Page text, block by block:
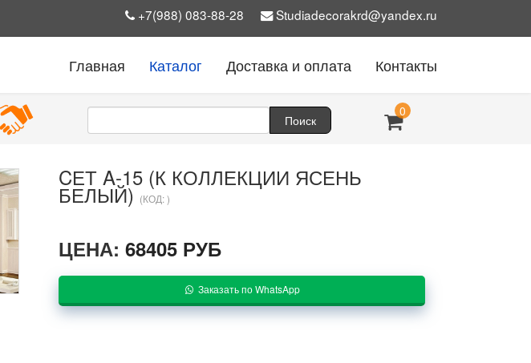
+7(988) 083-88-28 Studiadecorakrd@yandex.ru
Главная Каталог Доставка и оплата Контакты
0
CЕТ A-15 (К КОЛЛЕКЦИИ ЯСЕНЬ
БЕЛЫЙ)(КОД:)
ЦЕНА: 68405 РУБ
Заказать по WhatsApp